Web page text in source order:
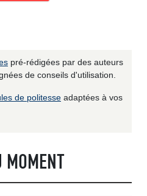
pré-rédigées par des auteurs
de conseils d'utilisation.
de politesse adaptées à vos
MOMENT